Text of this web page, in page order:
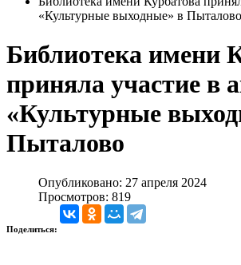
«Культурные выходные» в Пыталово
Библиотека имени
приняла участие в
«Культурные
Пыталово
Опубликовано: 27 апреля 2024
Просмотров: 819
Поделиться: